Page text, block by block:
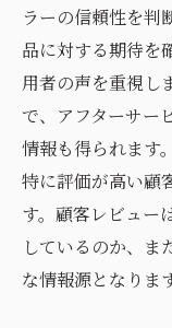
ラーの信頼性を判
品に対する期待を
用者の声を重視し
で、アフターサー
情報も得られます
特に評価が高い顧
す。顧客レビュー
しているのか、ま
な情報源となります